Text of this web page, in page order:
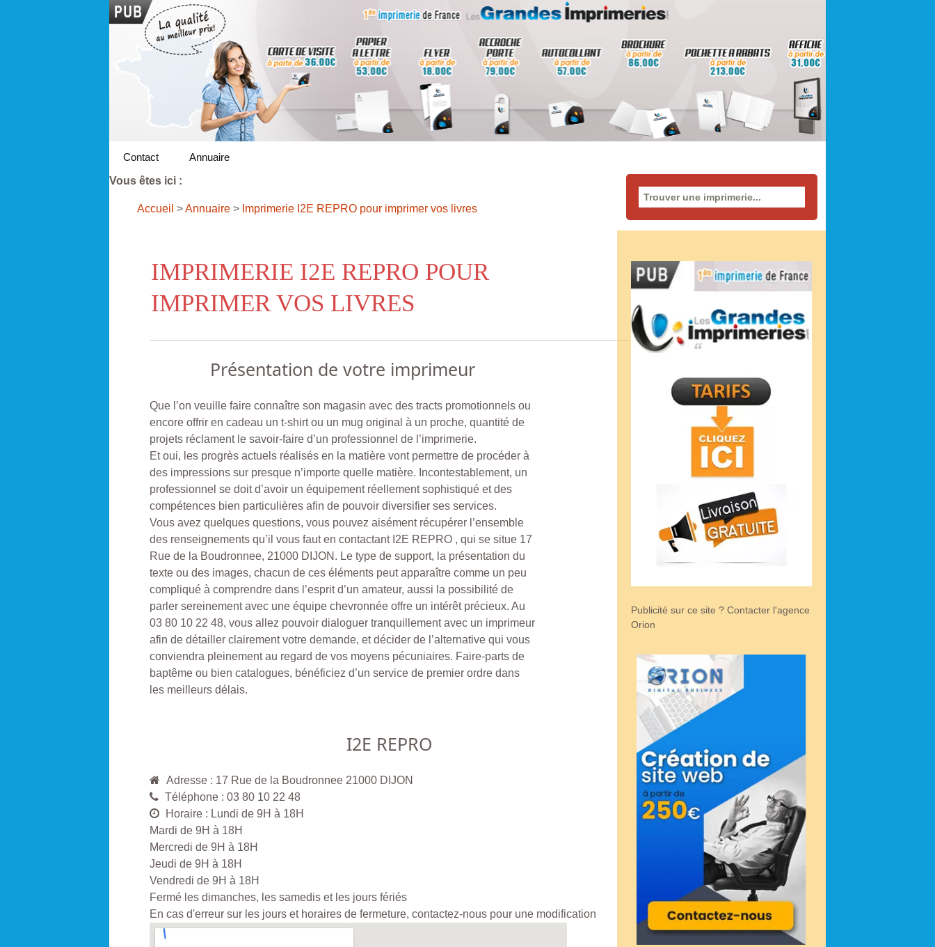
Contact
Annuaire
Vous êtes ici :
Accueil >Annuaire > Imprimerie I2E REPRO pour imprimer vos livres
IMPRIMERIE I2E REPRO POUR
IMPRIMER VOS LIVRES
Présentation de votre imprimeur
Que l’on veuille faire connaître son magasin avec des tracts promotionnels ou
encore offrir en cadeau un t-shirt ou un mug original à un proche, quantité de
projets réclament le savoir-faire d’un professionnel de l’imprimerie.
Et oui, les progrès actuels réalisés en la matière vont permettre de procéder à
des impressions sur presque n’importe quelle matière. Incontestablement, un
professionnel se doit d’avoir un équipement réellement sophistiqué et des
compétences bien particulières afin de pouvoir diversifier ses services.
Vous avez quelques questions, vous pouvez aisément récupérer l’ensemble
des renseignements qu’il vous faut en contactant I2E REPRO , qui se situe 17
Rue de la Boudronnee, 21000 DIJON. Le type de support, la présentation du
texte ou des images, chacun de ces éléments peut apparaître comme un peu
compliqué à comprendre dans l’esprit d’un amateur, aussi la possibilité de
parler sereinement avec une équipe chevronnée offre un intérêt précieux. Au
03 80 10 22 48, vous allez pouvoir dialoguer tranquillement avec un imprimeur
afin de détailler clairement votre demande, et décider de l’alternative qui vous
conviendra pleinement au regard de vos moyens pécuniaires. Faire-parts de
baptême ou bien catalogues, bénéficiez d’un service de premier ordre dans
les meilleurs délais.
I2E REPRO
Adresse : 17 Rue de la Boudronnee 21000 DIJON
Téléphone : 03 80 10 22 48
Horaire : Lundi de 9H à 18H
Mardi de 9H à 18H
Mercredi de 9H à 18H
Jeudi de 9H à 18H
Vendredi de 9H à 18H
Fermé les dimanches, les samedis et les jours fériés
En cas d'erreur sur les jours et horaires de fermeture, contactez-nous pour une modification
Rechercher
Publicité sur ce site ? Contacter l'agence
Orion